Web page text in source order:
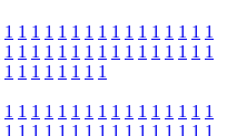
1 1 1 1 1 1 1 1 1 1 1 1 1 1 1 1
1 1 1 1 1 1 1 1 1 1 1 1 1 1 1 1
1 1 1 1 1 1 1 1
1 1 1 1 1 1 1 1 1 1 1 1 1 1 1 1
1 1 1 1 1 1 1 1 1 1 1 1 1 1 1 1